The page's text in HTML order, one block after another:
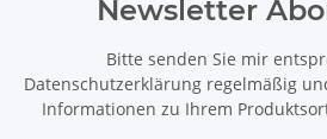
Newsletter
Bitte senden Sie mir
Datenschutzerklärung regelmäßig
Informationen zu Ihrem